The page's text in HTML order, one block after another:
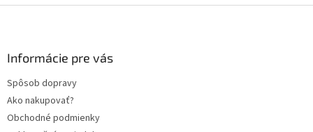
Informácie pre vás
Spôsob dopravy
Ako nakupovať?
Obchodné podmienky